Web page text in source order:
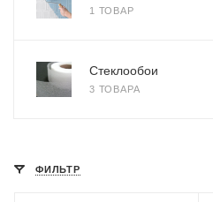
1 ТОВАР
Стеклообои
3 ТОВАРА
ФИЛЬТР